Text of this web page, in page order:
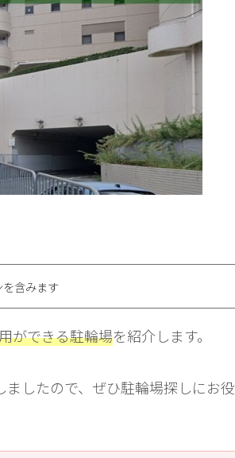
含みます
ができる駐輪場を紹介します。
したので、ぜひ駐輪場探しにお役